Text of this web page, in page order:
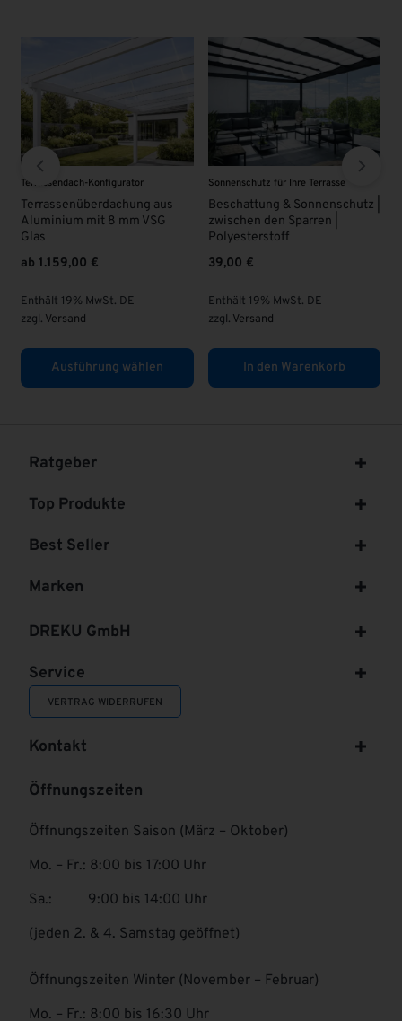
Terrassendach-Konfigurator
Terrassenüberdachung aus
Aluminium mit 8 mm VSG
Glas
ab 1.159,00€
Enthält 19% MwSt. DE
zzgl.Versand
Ausführung wählen
Sonnenschutz für Ihre Terrasse
Beschattung & Sonnenschutz |
zwischen den Sparren |
Polyesterstoff
39,00€
Enthält 19% MwSt. DE
zzgl.Versand
In den Warenkorb
Ratgeber
Top Produkte
Best Seller
Marken
DREKU GmbH
Service
VERTRAG WIDERRUFEN
Kontakt
Öffnungszeiten
Öffnungszeiten Saison (März – Oktober)
Mo. – Fr.: 8:00 bis 17:00 Uhr
Sa.: 9:00 bis 14:00 Uhr
(jeden 2. & 4. Samstag geöffnet)
Öffnungszeiten Winter (November – Februar)
Mo. – Fr.: 8:00 bis 16:30 Uhr